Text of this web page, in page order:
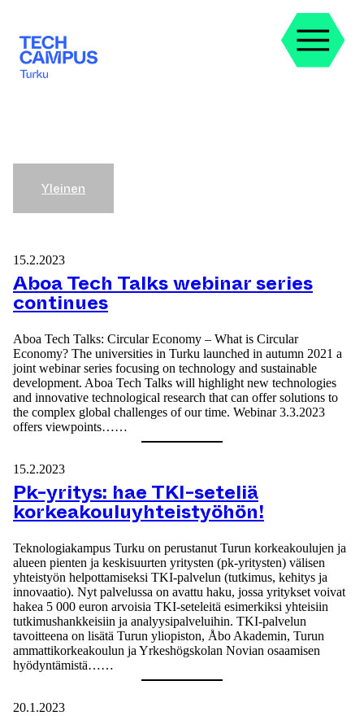
sisältöön
Yleinen
15.2.2023
Aboa Tech Talks webinar series
continues
Aboa Tech Talks: Circular Economy – What is Circular
Economy? The universities in Turku launched in autumn 2021 a
joint webinar series focusing on technology and sustainable
development. Aboa Tech Talks will highlight new technologies
and innovative technological research that can offer solutions to
the complex global challenges of our time. Webinar 3.3.2023
offers viewpoints……
15.2.2023
Pk-yritys: hae TKI-seteliä
korkeakouluyhteistyöhön!
Teknologiakampus Turku on perustanut Turun korkeakoulujen ja
alueen pienten ja keskisuurten yritysten (pk-yritysten) välisen
yhteistyön helpottamiseksi TKI-palvelun (tutkimus, kehitys ja
innovaatio). Nyt palvelussa on avattu haku, jossa yritykset voivat
hakea 5 000 euron arvoisia TKI-seteleitä esimerkiksi yhteisiin
tutkimushankkeisiin ja analyysipalveluihin. TKI-palvelun
tavoitteena on lisätä Turun yliopiston, Åbo Akademin, Turun
ammattikorkeakoulun ja Yrkeshögskolan Novian osaamisen
hyödyntämistä……
20.1.2023